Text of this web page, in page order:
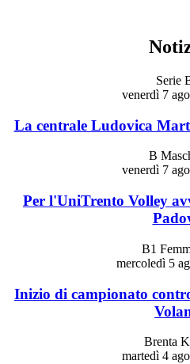
Serie
venerdì 7
La centrale Ludovica
B
venerdì 7
Per l'UniTrento Volley
B1
mercoledì 5
Inizio di campionato
Brenta
martedì 4